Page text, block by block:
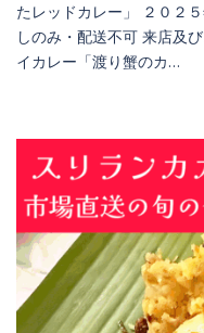
たレッドカレー」 ２０２
しのみ・配送不可 来店及
イカレー「渡り蟹のカ…